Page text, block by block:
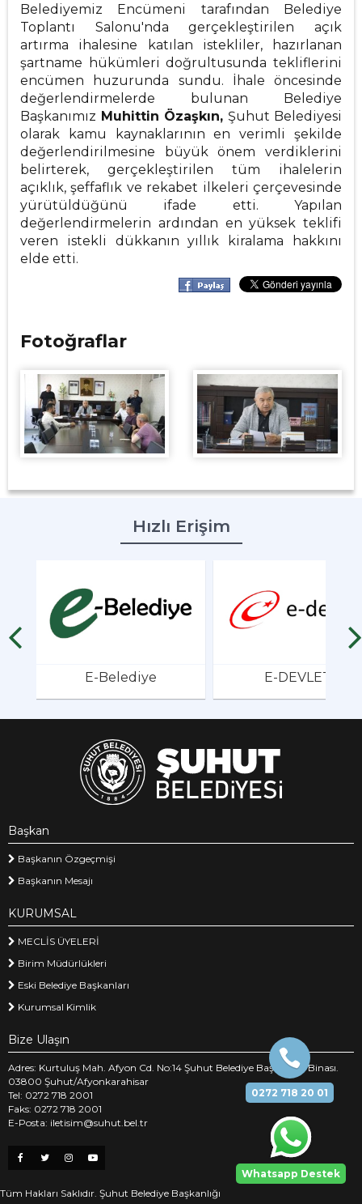
Whatsapp Destek
0272 718 20 01
Belediyemiz Encümeni tarafından Belediye
Toplantı Salonu'nda gerçekleştirilen açık
artırma ihalesine katılan istekliler, hazırlanan
şartname hükümleri doğrultusunda tekliflerini
encümen huzurunda sundu. İhale öncesinde
değerlendirmelerde bulunan Belediye
Başkanımız Muhittin Özaşkın, Şuhut Belediyesi
olarak kamu kaynaklarının en verimli şekilde
değerlendirilmesine büyük önem verdiklerini
belirterek, gerçekleştirilen tüm ihalelerin
açıklık, şeffaflık ve rekabet ilkeleri çerçevesinde
yürütüldüğünü ifade etti. Yapılan
değerlendirmelerin ardından en yüksek teklifi
veren istekli dükkanın yıllık kiralama hakkını
elde etti.
Fotoğraflar
Hızlı Erişim
E-Belediye E-DEVLET
Başkan
Başkanın Özgeçmişi
Başkanın Mesajı
KURUMSAL
MECLİS ÜYELERİ
Birim Müdürlükleri
Eski Belediye Başkanları
Kurumsal Kimlik
Bize Ulaşın
Adres: Kurtuluş Mah. Afyon Cd. No:14 Şuhut Belediye Başkanlığı Binası.
03800 Şuhut/Afyonkarahisar
Tel: 0272 718 2001
Faks: 0272 718 2001
E-Posta: iletisim@suhut.bel.tr
Tüm Hakları Saklıdır. Şuhut Belediye Başkanlığı